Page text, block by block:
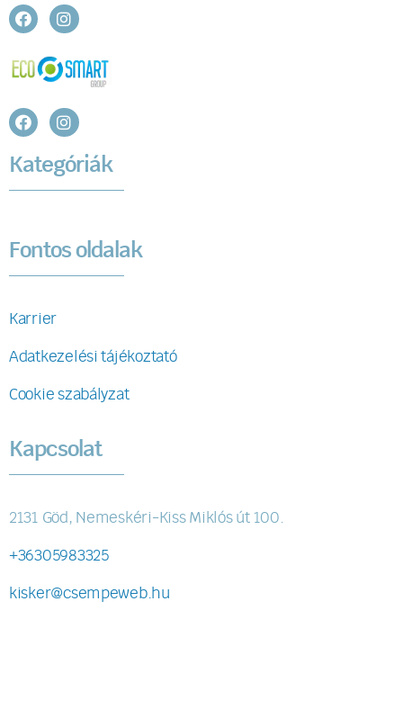
Kategóriák
Fontos oldalak
Karrier
Adatkezelési tájékoztató
Cookie szabályzat
Kapcsolat
2131 Göd, Nemeskéri-Kiss Miklós út 100.
+36305983325
kisker@csempeweb.hu